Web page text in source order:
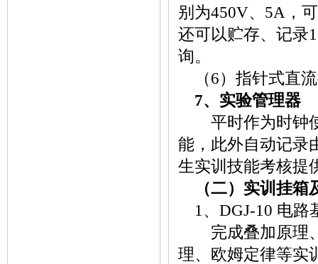
别为450V、5A，
还可以贮存、记录
询。
（6）指针式直流
7、实验管理器
平时作为时钟使
能，此外自动记录
生实训技能考核提
（二）实训挂箱
1、DGJ-10 电路
完成叠加原理、
理、欧姆定律等实